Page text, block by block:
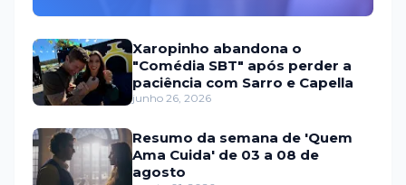
Xaropinho abandona o
"Comédia SBT" após perder a
paciência com Sarro e Capella
junho 26, 2026
Resumo da semana de 'Quem
Ama Cuida' de 03 a 08 de
agosto